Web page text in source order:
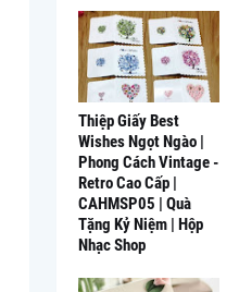
Thiệp Giấy Best
Wishes Ngọt Ngào |
Phong Cách Vintage -
Retro Cao Cấp |
CAHMSP05 | Quà
Tặng Kỷ Niệm | Hộp
Nhạc Shop